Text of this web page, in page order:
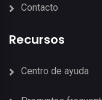
Contacto
Recursos
Centro de ayuda